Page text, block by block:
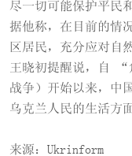
尽一切可能保护平民
据他称，在目前的情
区居民，充分应对自
王晓初提醒说，自 “
战争）开始以来，中
乌克兰人民的生活方
来源：Ukrinform